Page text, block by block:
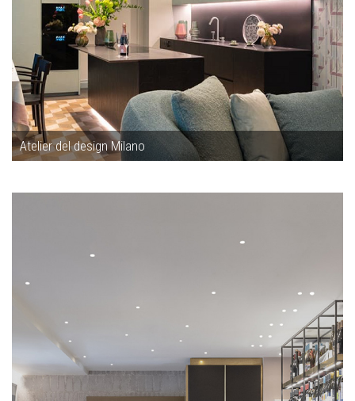
Atelier del design Milano